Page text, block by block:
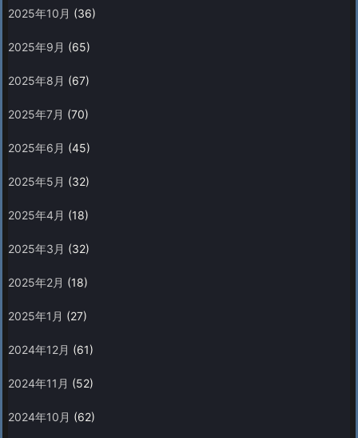
2025年10月 (36)
2025年9月 (65)
2025年8月 (67)
2025年7月 (70)
2025年6月 (45)
2025年5月 (32)
2025年4月 (18)
2025年3月 (32)
2025年2月 (18)
2025年1月 (27)
2024年12月 (61)
2024年11月 (52)
2024年10月 (62)